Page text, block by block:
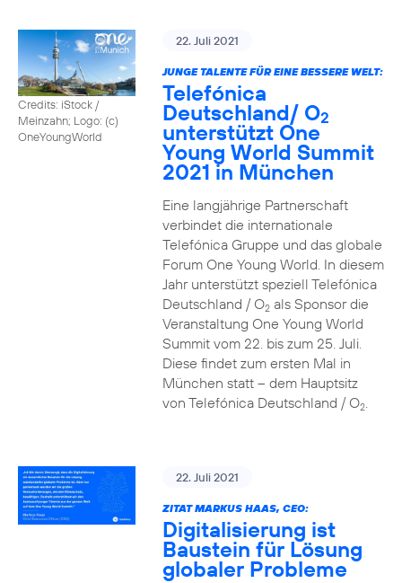
Credits: iStock /
Meinzahn; Logo: (c)
OneYoungWorld
22. Juli 2021
JUNGE TALENTE FÜR EINE BESSERE WELT:
Telefónica
Deutschland/ O2
unterstützt One
Young World Summit
2021 in München
Eine langjährige Partnerschaft
verbindet die internationale
Telefónica Gruppe und das globale
Forum One Young World. In diesem
Jahr unterstützt speziell Telefónica
Deutschland / O2als Sponsor die
Veranstaltung One Young World
Summit vom 22. bis zum 25. Juli.
Diese findet zum ersten Mal in
München statt – dem Hauptsitz
von Telefónica Deutschland / O2.
22. Juli 2021
ZITAT MARKUS HAAS, CEO:
Digitalisierung ist
Baustein für Lösung
globaler Probleme